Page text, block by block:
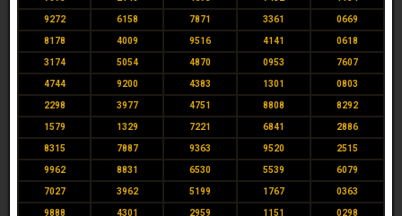
9272 6158 7871 3361 0669
8178 4009 9516 4141 0618
3174 5054 4870 0953 7607
4744 9200 4383 1301 0803
2298 3977 4751 8808 8292
1579 1329 7221 6841 2886
8315 7887 9363 9520 2515
9962 8831 6530 5539 6079
7027 3962 5199 1767 0363
9888 4301 2959 1151 0298